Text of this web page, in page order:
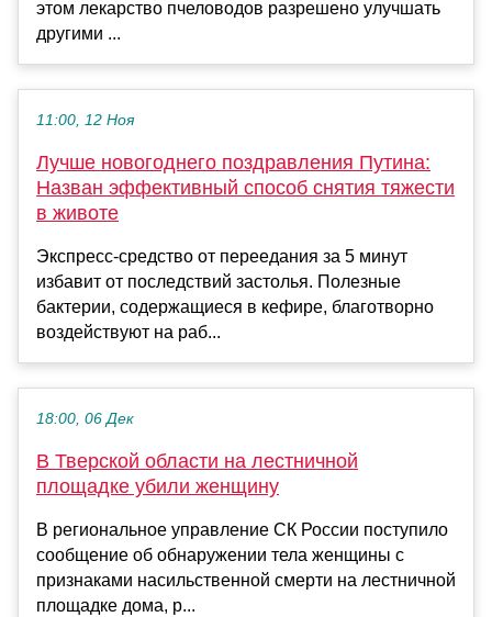
этом лекарство пчеловодов разрешено улучшать
другими ...
11:00, 12 Ноя
Лучше новогоднего поздравления Путина:
Назван эффективный способ снятия тяжести
в животе
Экспресс-средство от переедания за 5 минут
избавит от последствий застолья. Полезные
бактерии, содержащиеся в кефире, благотворно
воздействуют на раб...
18:00, 06 Дек
В Тверской области на лестничной
площадке убили женщину
В региональное управление СК России поступило
сообщение об обнаружении тела женщины с
признаками насильственной смерти на лестничной
площадке дома, р...